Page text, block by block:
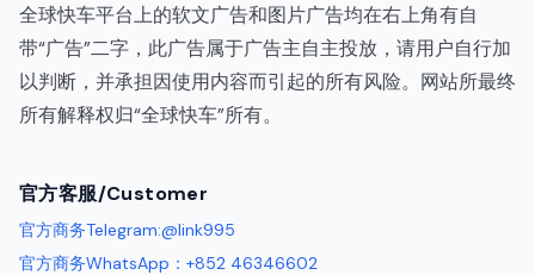
全球快车平台上的软文广告和图片广告均在右上角有自
带“广告”二字，此广告属于广告主自主投放，请用户自行加
以判断，并承担因使用内容而引起的所有风险。网站所最终
所有解释权归“全球快车”所有。
官方客服/Customer
官方商务Telegram:@link995
官方商务WhatsApp：+852 46346602